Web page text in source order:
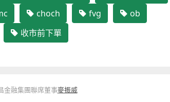
choch fvg
ob
收市前下單
金融集團聯席董事麥振威